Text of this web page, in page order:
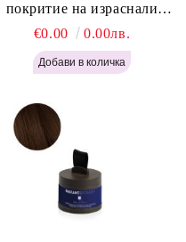
покритие на израснали
корени Светло Кафяво -
Labor Pro Instant Retouch
Powder - Light Brown H644
€0.00 0.00лв.